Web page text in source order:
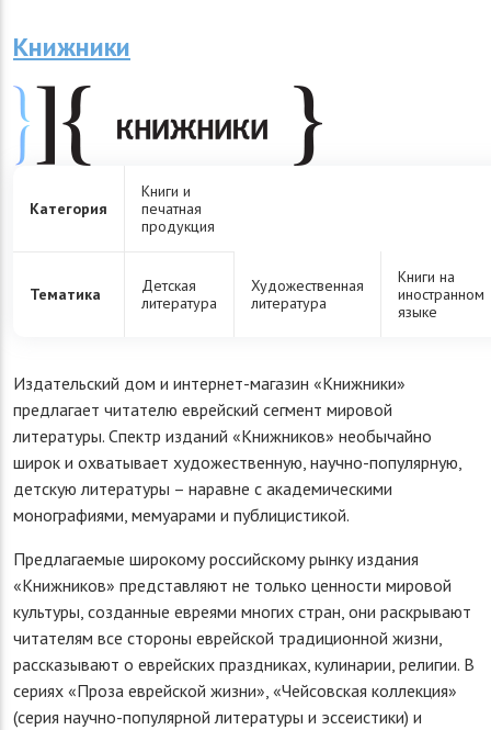
Книжники
Категория
Книги и
печатная
продукция
Тематика
Детская
литература
Художественная
литература
Книги на
иностранном
языке
Издательский дом и интернет-магазин «Книжники»
предлагает читателю еврейский сегмент мировой
литературы. Спектр изданий «Книжников» необычайно
широк и охватывает художественную, научно-популярную,
детскую литературы – наравне с академическими
монографиями, мемуарами и публицистикой.
Предлагаемые широкому российскому рынку издания
«Книжников» представляют не только ценности мировой
культуры, созданные евреями многих стран, они раскрывают
читателям все стороны еврейской традиционной жизни,
рассказывают о еврейских праздниках, кулинарии, религии. В
сериях «Проза еврейской жизни», «Чейсовская коллекция»
(серия научно-популярной литературы и эссеистики) и